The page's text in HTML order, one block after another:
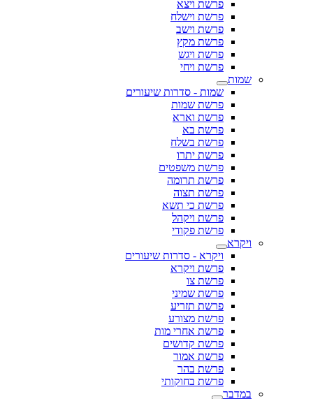
פרשת ויצא
פרשת וישלח
פרשת וישב
פרשת מקץ
פרשת ויגש
פרשת ויחי
שמות
שמות - סדרות שיעורים
פרשת שמות
פרשת וארא
פרשת בא
פרשת בשלח
פרשת יתרו
פרשת משפטים
פרשת תרומה
פרשת תצוה
פרשת כי תשא
פרשת ויקהל
פרשת פקודי
ויקרא
ויקרא - סדרות שיעורים
פרשת ויקרא
פרשת צו
פרשת שמיני
פרשת תזריע
פרשת מצורע
פרשת אחרי מות
פרשת קדושים
פרשת אמור
פרשת בהר
פרשת בחוקותי
במדבר